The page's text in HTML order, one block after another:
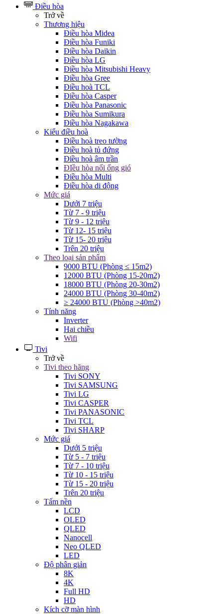
Điều hòa
Trở về
Thương hiệu
Điều hòa Midea
Điều hòa Funiki
Điều hòa Daikin
Điều hòa LG
Điều hòa Mitsubishi Heavy
Điều hòa Gree
Điều hoà TCL
Điều hòa Casper
Điều hòa Panasonic
Điều hòa Sumikura
Điều hòa Nagakawa
Kiểu điều hoà
Điều hoà treo tường
Điều hoà tủ đứng
Điều hoà âm trần
ĐIều hòa nối ống gió
Điều hòa Multi
Điều hòa di động
Mức giá
Dưới 7 triệu
Từ 7 - 9 triệu
Từ 9 - 12 triệu
Từ 12- 15 triệu
Từ 15- 20 triệu
Trên 20 triệu
Theo loại sản phẩm
9000 BTU (Phòng ≤ 15m2)
12000 BTU (Phòng 15-20m2)
18000 BTU (Phòng 20-30m2)
24000 BTU (Phòng 30-40m2)
≥ 24000 BTU (Phòng >40m2)
Tính năng
Inverter
Hai chiều
Wifi
Tivi
Trở về
Tivi theo hãng
Tivi SONY
Tivi SAMSUNG
Tivi LG
Tivi CASPER
Tivi PANASONIC
Tivi TCL
Tivi SHARP
Mức giá
Dưới 5 triệu
Từ 5 - 7 triệu
Từ 7 - 10 triệu
Từ 10 - 15 triệu
Từ 15 - 20 triệu
Trên 20 triệu
Tấm nền
LCD
OLED
QLED
Nanocell
Neo QLED
LED
Độ phân giản
8K
4K
Full HD
HD
Kích cỡ màn hình